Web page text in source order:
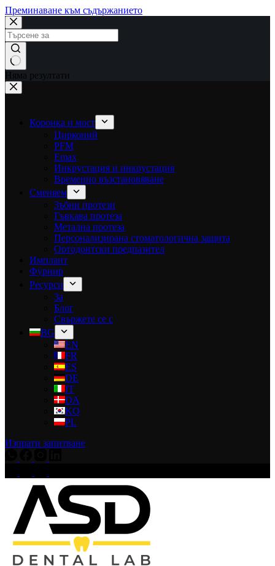
Преминаване към съдържанието
Няма резултати
Коронка и мост
Цирконий
PFM
Emax
Инкрустация и инкрустация
Временно възстановяване
Сменяем
Зъбни протези
Гъвкава протеза
Метална протеза
Персонализирана стоматологична защита
Ортодонтски предпазител
Имплант
Фурнир
Ресурси
За
Блог
Свържете се с
BG
EN
FR
ES
DE
IT
DA
KO
PL
Изпрати запитване